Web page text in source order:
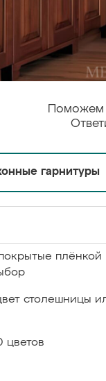
Поможем
гарнитуры
плёнкой
столешницы
цветов